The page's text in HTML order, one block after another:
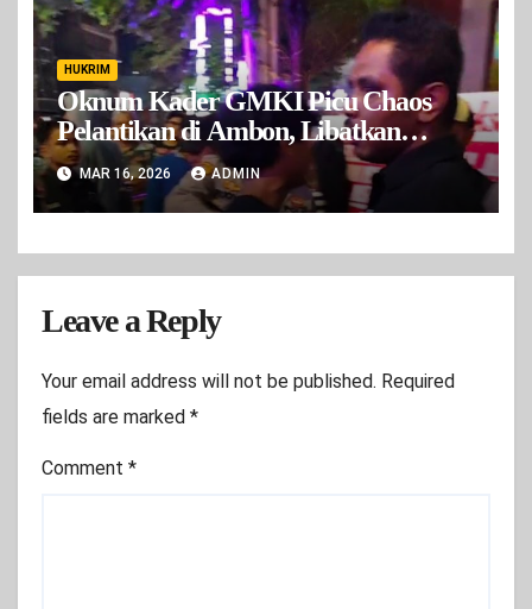
HUKRIM
Oknum Kader GMKI Picu Chaos
Pelantikan di Ambon, Libatkan
Orang Luar dan Kader Cabang Lain
MAR 16, 2026 ADMIN
Leave a Reply
Your email address will not be published. Required
fields are marked *
Comment *